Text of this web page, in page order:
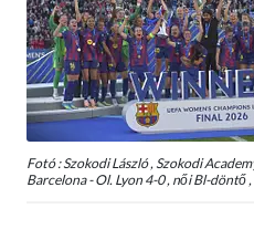
Fotó : Szokodi László , Szokodi
Barcelona - Ol. Lyon 4-0 , női Bl-döntő